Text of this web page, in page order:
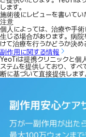
します。
施術後にレビューを書いてい
注意
個人によっては、治療や手
生じる場合があります。病
けて治療を行うかどうか決め
副作用に関する情報
YeoTiは提携クリニックと個
ステムを提供しており、す
断に基づいて直接提供します